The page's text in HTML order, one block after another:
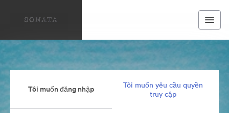
Tôi muốn đăng nhập
Tôi muốn yêu cầu quyền
truy cập